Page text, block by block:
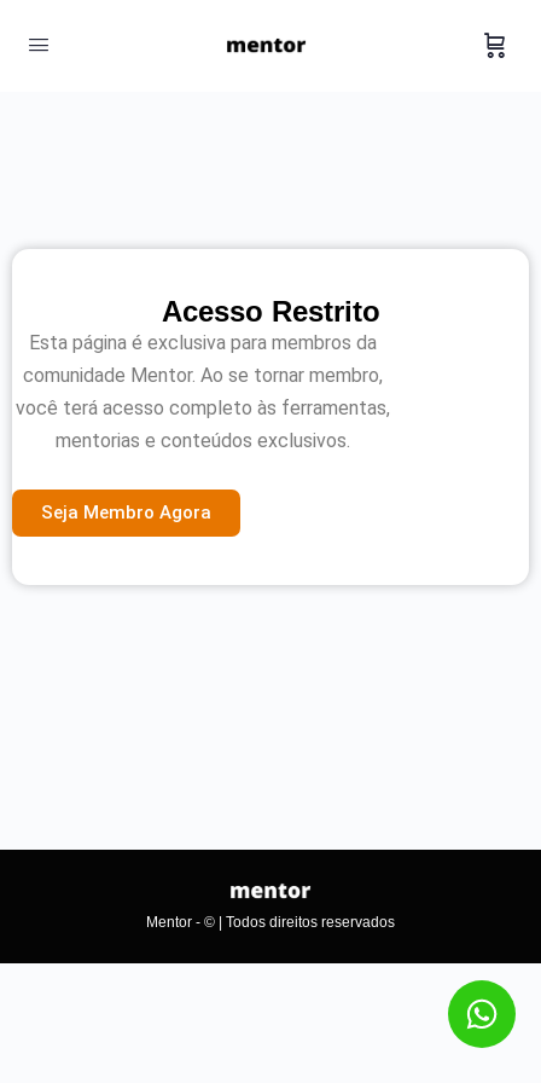
Acesso Restrito
Esta página é exclusiva para membros da
comunidade Mentor. Ao se tornar membro,
você terá acesso completo às ferramentas,
mentorias e conteúdos exclusivos.
Seja Membro Agora
Mentor - © | Todos direitos reservados